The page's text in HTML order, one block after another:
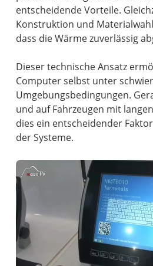
entscheidende Vorteile.
Konstruktion und
dass die Wärme zuverlässig
Dieser technische Ansatz
Computer selbst unter
Umgebungsbedingungen.
und auf Fahrzeugen mit
dies ein entscheidender
der Systeme.